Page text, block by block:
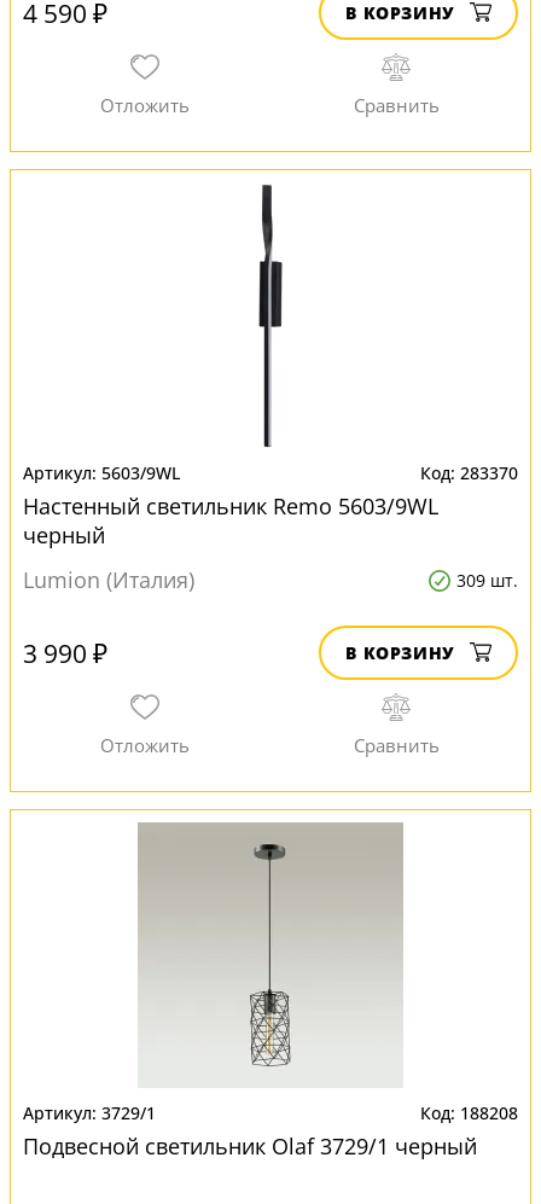
4 590 ₽ В КОРЗИНУ
5603/9WL 283370
Настенный светильник Remo 5603/9WL
черный
Lumion (Италия)
309 шт.
3 990 ₽ В КОРЗИНУ
3729/1 188208
Подвесной светильник Olaf 3729/1 черный